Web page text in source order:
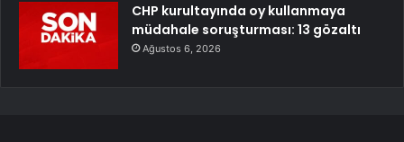
CHP kurultayında oy kullanmaya
müdahale soruşturması: 13 gözaltı
Ağustos 6, 2026